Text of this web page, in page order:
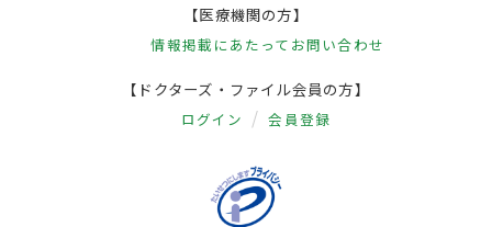
【医療機関の方】
情報掲載にあたって お問い合わせ
【ドクターズ・ファイル会員の方】
ログイン 会員登録